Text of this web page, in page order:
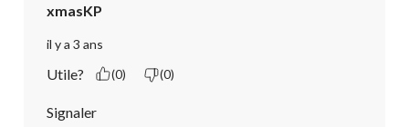
xmasKP
il y a 3 ans
Utile? (0) (0)
Signaler